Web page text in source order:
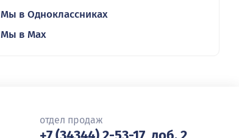
Мы в Одноклассниках
Мы в Max
отдел продаж